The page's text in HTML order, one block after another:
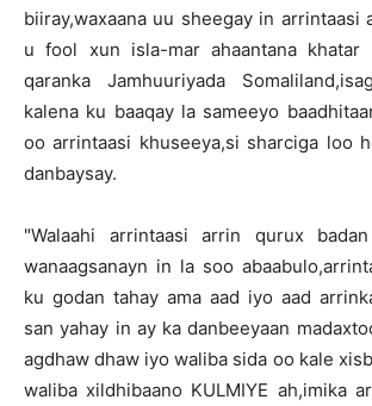
biiray,waxaana uu sheegay in arrintaasi
u fool xun isla-mar ahaantana
qaranka Jamhuuriyada
kalena ku baaqay la sameeyo
oo arrintaasi khuseeya,si sharciga loo
danbaysay.
"Walaahi arrintaasi arrin qurux
wanaagsanayn in la soo
ku godan tahay ama aad iyo aad
san yahay in ay ka danbeeyaan
agdhaw dhaw iyo waliba sida oo kale
waliba xildhibaano KULMIYE ah,imika